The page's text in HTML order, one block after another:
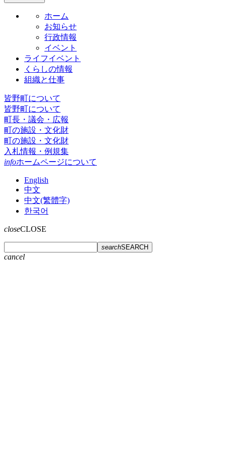
ホーム
お知らせ
行政情報
イベント
ライフイベント
くらしの情報
組織と仕事
皆野町について
皆野町について
町長・議会・広報
町の施設・文化財
町の施設・文化財
入札情報・例規集
infoホームページについて
English
中文
中文(繁體字)
한국어
closeCLOSE
searchSEARCH
cancel